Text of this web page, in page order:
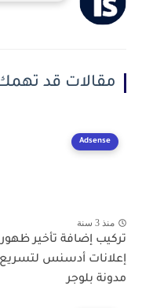
مقالات قد
Adsense
منذ 3 سنة
تركيب إضافة تأخير ظهور
إعلانات أدسنس لتسريع
مدونة بلوجر